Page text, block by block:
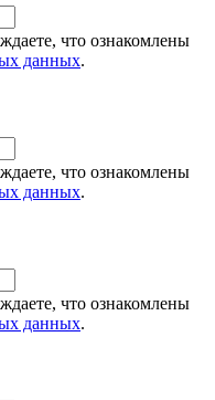
что ознакомлены
данных.
что ознакомлены
данных.
что ознакомлены
данных.